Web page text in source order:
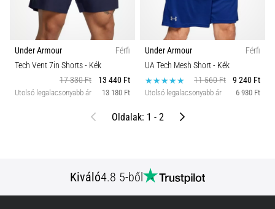
Under Armour
Férfi
Tech Vent 7in Shorts- Kék
17 330 Ft
13 440 Ft
Utolsó legalacsonyabb ár 13 180 Ft
Under Armour
Férfi
UA Tech Mesh Short- Kék
11 560 Ft
9 240 Ft
Utolsó legalacsonyabb ár 6 930 Ft
Előző Oldalak: 1 - 2 Következő
Kiváló4.8 5-ből